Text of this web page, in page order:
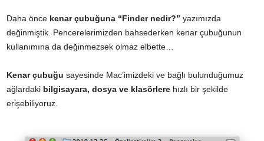
Daha önce kenar çubuğuna “Finder nedir?” yazımızda
değinmiştik. Pencerelerimizden bahsederken kenar çubuğunun
kullanımına da değinmezsek olmaz elbette…
Kenar çubuğu sayesinde Mac’imizdeki ve bağlı bulunduğumuz
ağlardaki bilgisayara, dosya ve klasörlere hızlı bir şekilde
erişebiliyoruz.